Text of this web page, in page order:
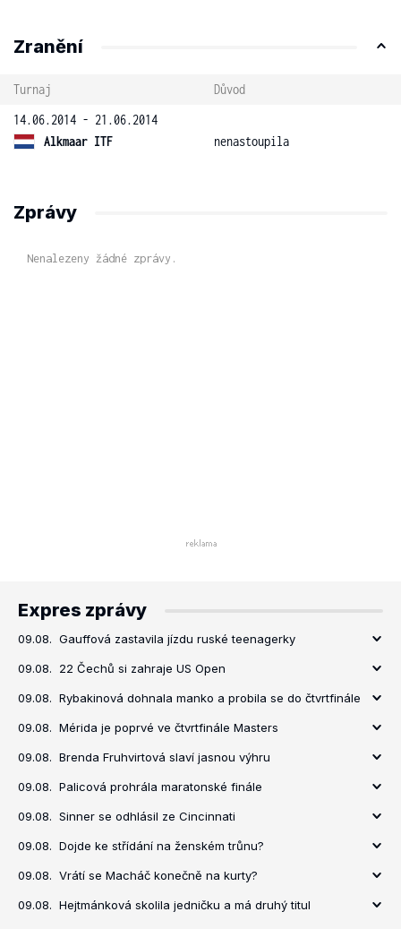
Zranění
Turnaj
Důvod
14.06.2014 - 21.06.2014
Alkmaar ITF
nenastoupila
Zprávy
Nenalezeny žádné zprávy.
Expres zprávy
09.08. Gauffová zastavila jízdu ruské teenagerky
09.08. 22 Čechů si zahraje US Open
09.08. Rybakinová dohnala manko a probila se do čtvrtfinále
09.08. Mérida je poprvé ve čtvrtfinále Masters
09.08. Brenda Fruhvirtová slaví jasnou výhru
09.08. Palicová prohrála maratonské finále
09.08. Sinner se odhlásil ze Cincinnati
09.08. Dojde ke střídání na ženském trůnu?
09.08. Vrátí se Macháč konečně na kurty?
09.08. Hejtmánková skolila jedničku a má druhý titul